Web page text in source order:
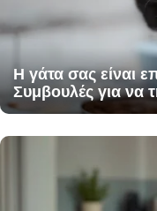
Η γάτα σας είναι
Συμβουλές για να